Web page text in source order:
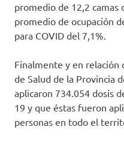
promedio de 12,2 camas
promedio de ocupación
para COVID del 7,1%.
Finalmente y en relación
de Salud de la Provincia
aplicaron 734.054 dosis
19 y que éstas fueron
personas en todo el